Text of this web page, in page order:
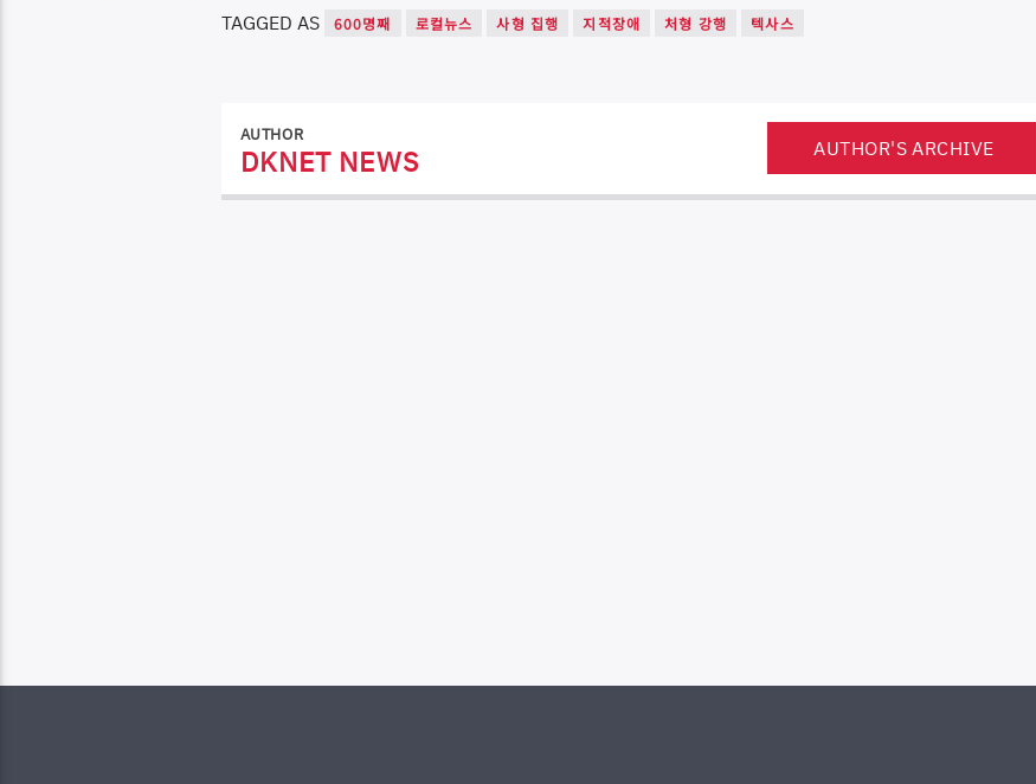
TAGGED AS 600명째 로컬뉴스 사형 집행 지적장애 처형 강행 텍사스
AUTHOR
DKNET NEWS AUTHOR'S ARCHIVE